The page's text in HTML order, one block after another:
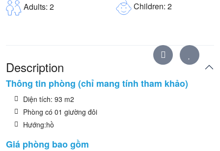
Adults: 2 Children: 2
Description
Thông tin phòng (chỉ mang tính tham khảo)
Diện tích: 93 m2
Phòng có 01 giường đôi
Hướng:hồ
Giá phòng bao gồm